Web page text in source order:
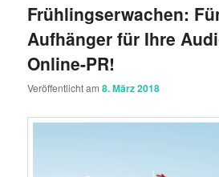
Frühlingserwachen:
Aufhänger für Ihre
Online-PR!
Veröffentlicht am8. März 2018